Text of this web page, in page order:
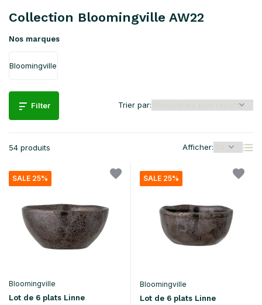
Collection Bloomingville AW22
Nos marques
Bloomingville
Filter
54 produits Afficher:
Trier par:
SALE 25%
Bloomingville
Lot de 6 plats Linne
SALE 25%
Bloomingville
Lot de 6 plats Linne